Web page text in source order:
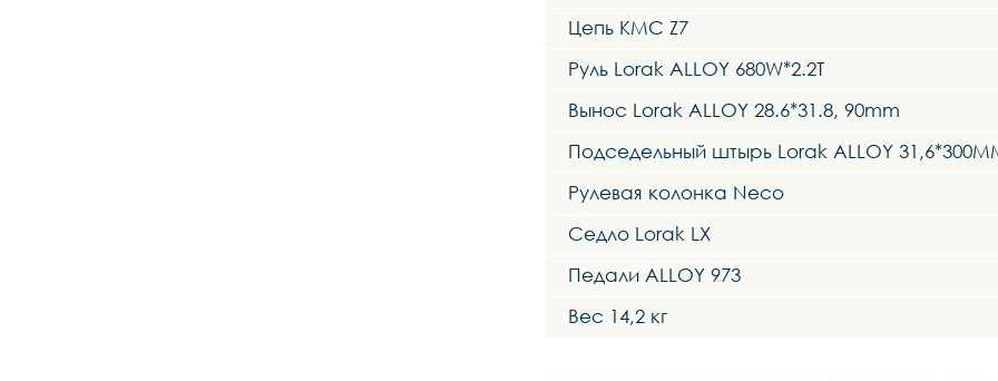
Цепь KMC Z7
Руль Lorak ALLOY 680W*2.2T
Вынос Lorak ALLOY 28.6*31.8, 90mm
Подседельный штырь Lorak ALLOY
Рулевая колонка Neco
Седло Lorak LX
Педали ALLOY 973
Вес 14,2 кг